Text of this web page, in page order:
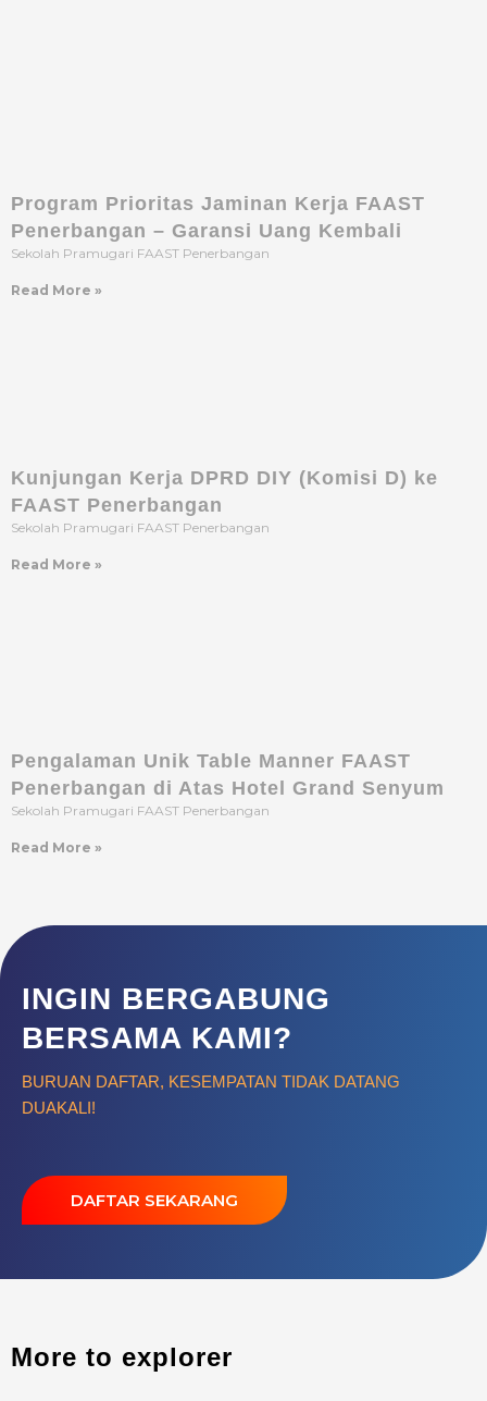
Program Prioritas Jaminan Kerja FAAST
Penerbangan – Garansi Uang Kembali
Sekolah Pramugari FAAST Penerbangan
Read More »
Kunjungan Kerja DPRD DIY (Komisi D) ke
FAAST Penerbangan
Sekolah Pramugari FAAST Penerbangan
Read More »
Pengalaman Unik Table Manner FAAST
Penerbangan di Atas Hotel Grand Senyum
Sekolah Pramugari FAAST Penerbangan
Read More »
INGIN BERGABUNG
BERSAMA KAMI?
BURUAN DAFTAR, KESEMPATAN TIDAK DATANG
DUAKALI!
DAFTAR SEKARANG
More to explorer